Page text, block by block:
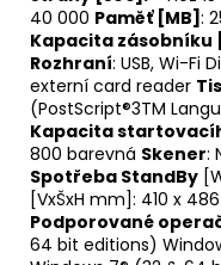
40 000 Paměť [MB] :
Kapacita
Rozhraní: USB, Wi-Fi
externí card reader
(PostScript®3TM
Kapacita
800 barevná Skener:
Spotřeba StandBy
[VxŠxH mm]: 410 x 486
Podporované
64 bit editions)